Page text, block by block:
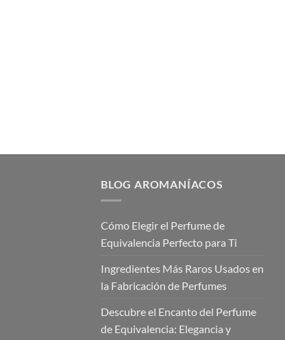
BLOG AROMANÍACOS
Cómo Elegir el Perfume de
Equivalencia Perfecto para Ti
Ingredientes Más Raros Usados en
la Fabricación de Perfumes
Descubre el Encanto del Perfume
de Equivalencia: Elegancia y